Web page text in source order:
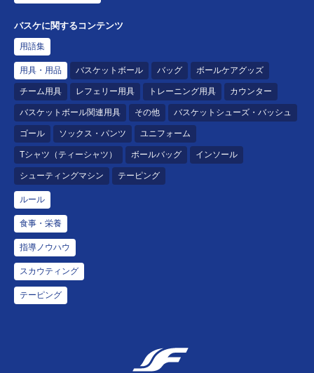
バスケに関するコンテンツ
用語集
用具・用品 バスケットボール バッグ ボールケアグッズ
チーム用具 レフェリー用具 トレーニング用具 カウンター
バスケットボール関連用具 その他 バスケットシューズ・バッシュ
ゴール ソックス・パンツ ユニフォーム
Tシャツ（ティーシャツ） ボールバッグ インソール
シューティングマシン テーピング
ルール
食事・栄養
指導ノウハウ
スカウティング
テーピング